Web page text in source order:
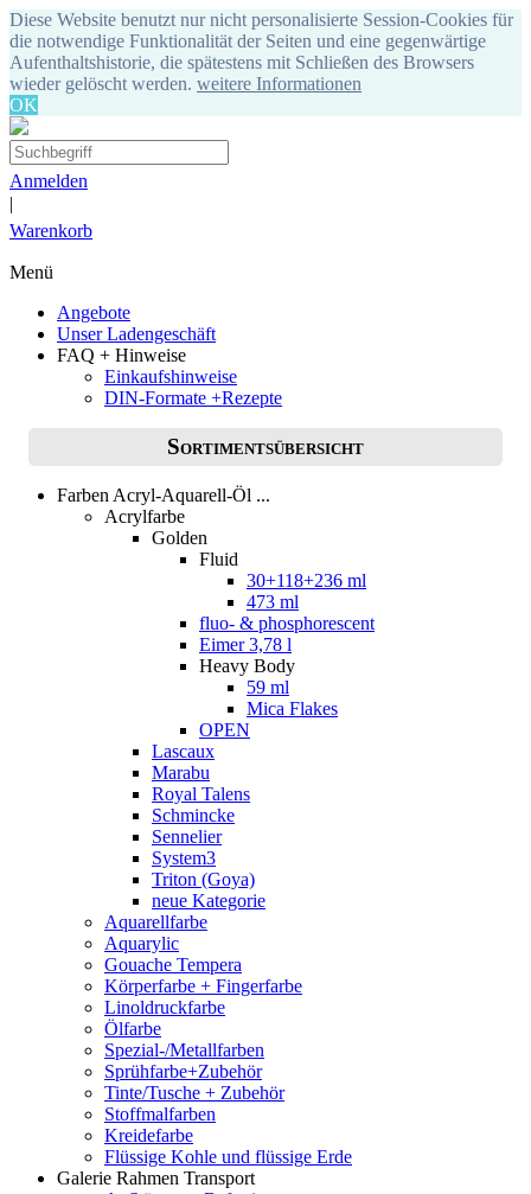
Diese Website benutzt nur nicht personalisierte Session-Cookies für
die notwendige Funktionalität der Seiten und eine gegenwärtige
Aufenthaltshistorie, die spätestens mit Schließen des Browsers
wieder gelöscht werden. weitere Informationen
OK
Anmelden
|
Warenkorb
Menü
Angebote
Unser Ladengeschäft
FAQ + Hinweise
Einkaufshinweise
DIN-Formate +Rezepte
Sortimentsübersicht
Farben Acryl-Aquarell-Öl ...
Acrylfarbe
Golden
Fluid
30+118+236 ml
473 ml
fluo- & phosphorescent
Eimer 3,78 l
Heavy Body
59 ml
Mica Flakes
OPEN
Lascaux
Marabu
Royal Talens
Schmincke
Sennelier
System3
Triton (Goya)
neue Kategorie
Aquarellfarbe
Aquarylic
Gouache Tempera
Körperfarbe + Fingerfarbe
Linoldruckfarbe
Ölfarbe
Spezial-/Metallfarben
Sprühfarbe+Zubehör
Tinte/Tusche + Zubehör
Stoffmalfarben
Kreidefarbe
Flüssige Kohle und flüssige Erde
Galerie Rahmen Transport